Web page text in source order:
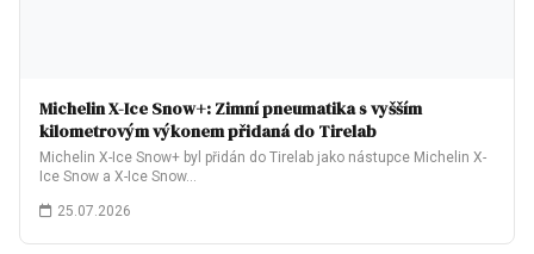
Michelin X-Ice Snow+: Zimní pneumatika s vyšším
kilometrovým výkonem přidaná do Tirelab
Michelin X-Ice Snow+ byl přidán do Tirelab jako nástupce Michelin X-
Ice Snow a X-Ice Snow…
25.07.2026